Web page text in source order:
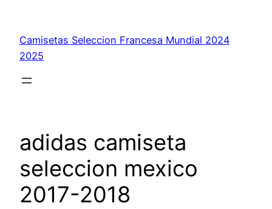
contenido
Camisetas Seleccion Francesa Mundial 2024
2025
adidas camiseta
seleccion mexico
2017-2018